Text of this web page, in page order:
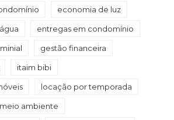
economia de luz
entregas em condomínio
gestão financeira
itaim bibi
locação por temporada
meio ambiente